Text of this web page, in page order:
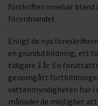
förskriften innebär bland
förordnandet.
Enligt de nya
en grundutbildning, ett
tidigare 3 år. En
genomgått
vattenmyndigheten har i
månader de möjlighet